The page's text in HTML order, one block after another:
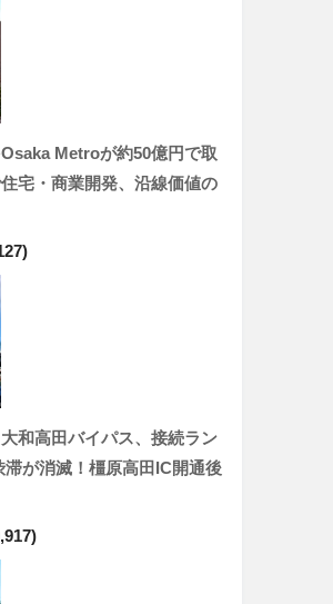
Metroが約50億円で取
宅・商業開発、沿線価値の
和高田バイパス、接続ラン
滞が消滅！橿原高田IC開通後